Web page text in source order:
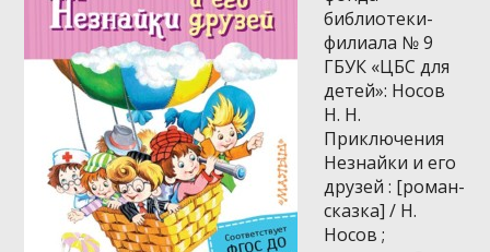
библиотеки-
филиала № 9
ГБУК «ЦБС для
детей»: Носов
Н. Н.
Приключения
Незнайки и его
друзей : [роман-
сказка] / Н.
Носов ;